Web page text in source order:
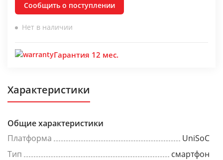
Сообщить о поступлении
Нет в наличии
Гарантия 12 мес.
Характеристики
Общие характеристики
Платформа
UniSoC
Тип
смартфон